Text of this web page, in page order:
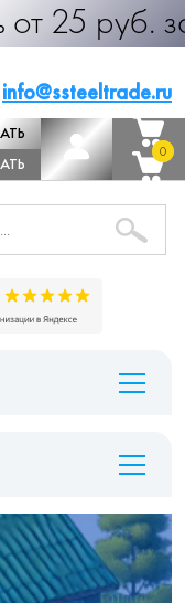
за м.п.
info@ssteeltrade.ru
0
0